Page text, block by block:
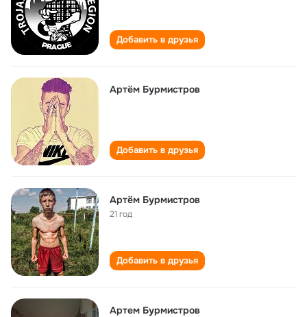
Добавить в друзья
Артём Бурмистров
Добавить в друзья
Артём Бурмистров
21 год
Добавить в друзья
Артем Бурмистров